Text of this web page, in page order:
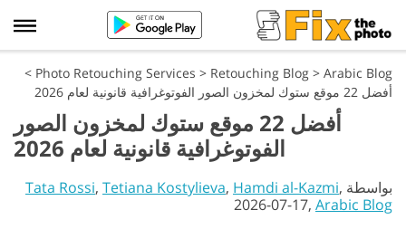
Photo Retouching Services > Retouching Blog > Arabic Blog
>
أفضل 22 موقع ستوك لمخزون الصور الفوتوغرافية قانونية لعام 2026
أفضل 22 موقع ستوك لمخزون الصور
الفوتوغرافية قانونية لعام 2026
بواسطة Tata Rossi, Tetiana Kostylieva, Hamdi al-Kazmi,
2026-07-17, Arabic Blog